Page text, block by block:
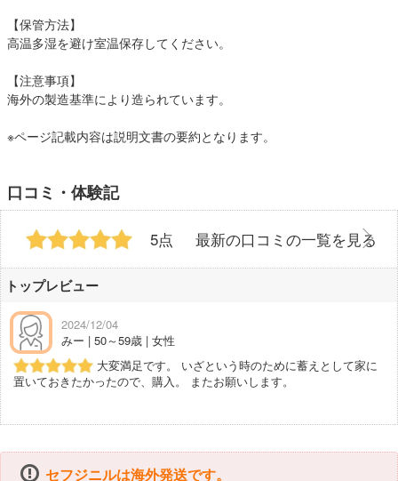
【保管方法】
高温多湿を避け室温保存してください。
【注意事項】
海外の製造基準により造られています。
※ページ記載内容は説明文書の要約となります。
口コミ・体験記
5点 最新の口コミの一覧を見る
トップレビュー
2024/12/04
みー | 50～59歳 | 女性
大変満足です。 いざという時のために蓄えとして家に
置いておきたかったので、購入。 またお願いします。
セフジニルは海外発送です。